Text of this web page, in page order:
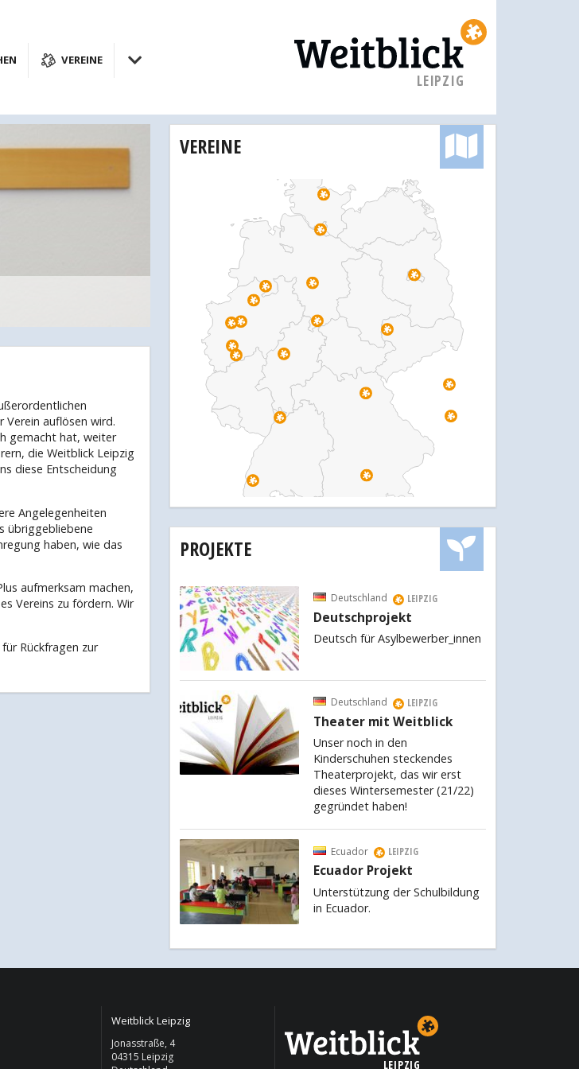
VEREINE
LEIPZIG
auflösen wird.
gemacht hat, weiter
die Weitblick Leipzig
diese Entscheidung
Angelegenheiten
übriggebliebene
haben, wie das
aufmerksam machen,
Vereins zu fördern. Wir
Rückfragen zur
VEREINE
PROJEKTE
Deutschland LEIPZIG
Deutschprojekt
Deutsch für Asylbewerber_innen
Deutschland LEIPZIG
Theater mit Weitblick
Unser noch in den
Kinderschuhen steckendes
Theaterprojekt, das wir erst
dieses Wintersemester (21/22)
gegründet haben!
Ecuador LEIPZIG
Ecuador Projekt
Unterstützung der Schulbildung
in Ecuador.
Weitblick Leipzig
Jonasstraße, 4
04315 Leipzig
LEIPZIG